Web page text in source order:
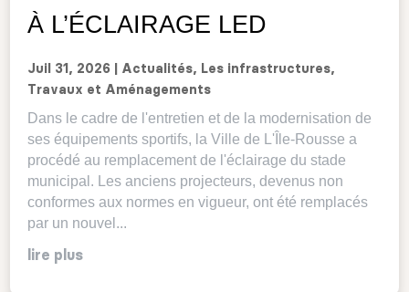
À L’ÉCLAIRAGE LED
Juil 31, 2026 Actualités, Les infrastructures,
Travaux et Aménagements
Dans le cadre de l'entretien et de la modernisation de
ses équipements sportifs, la Ville de L'Île-Rousse a
procédé au remplacement de l'éclairage du stade
municipal. Les anciens projecteurs, devenus non
conformes aux normes en vigueur, ont été remplacés
par un nouvel...
lire plus